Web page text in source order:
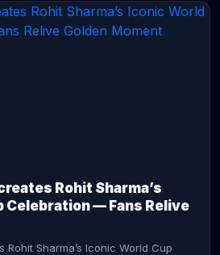
Rohit Sharma’s
Celebration — Fans Relive
Rohit Sharma’s Iconic World Cup